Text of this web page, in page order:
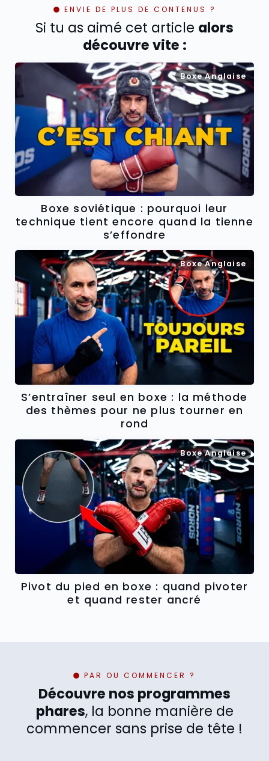
ENVIE DE PLUS DE CONTENUS ?
Si tu as aimé cet article alors
découvre vite :
Boxe Anglaise
Boxe soviétique : pourquoi leur
technique tient encore quand la tienne
s’effondre
Boxe Anglaise
S’entraîner seul en boxe : la méthode
des thèmes pour ne plus tourner en
rond
Boxe Anglaise
Pivot du pied en boxe : quand pivoter
et quand rester ancré
PAR OU COMMENCER ?
Découvre nos programmes
phares, la bonne manière de
commencer sans prise de tête !